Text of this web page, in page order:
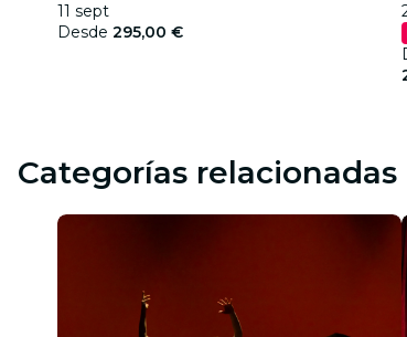
11 sept
Desde 295,00 €
Categorías relacionadas